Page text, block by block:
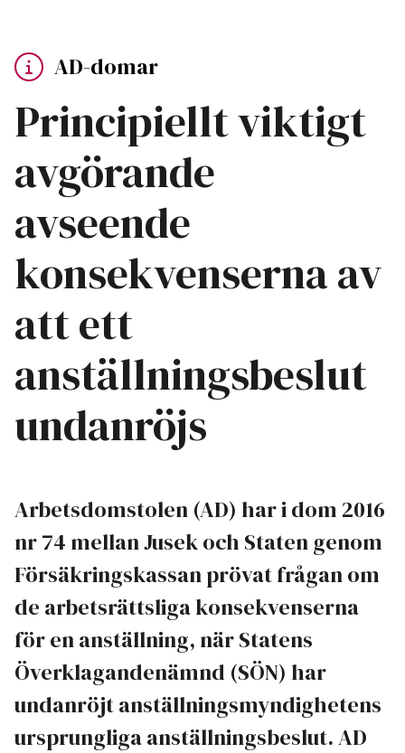
AD-domar
Principiellt viktigt
avgörande
avseende
konsekvenserna av
att ett
anställningsbeslut
undanröjs
Arbetsdomstolen (AD) har i dom 2016
nr 74 mellan Jusek och Staten genom
Försäkringskassan prövat frågan om
de arbetsrättsliga konsekvenserna
för en anställning, när Statens
Överklagandenämnd (SÖN) har
undanröjt anställningsmyndighetens
ursprungliga anställningsbeslut. AD